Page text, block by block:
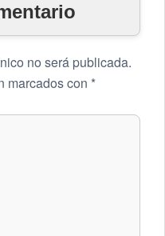
no será publicada.
marcados con *